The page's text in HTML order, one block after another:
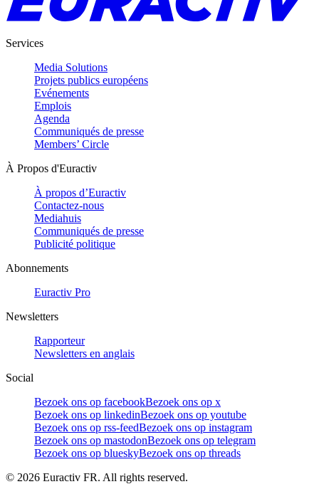
Services
Media Solutions
Projets publics européens
Evénements
Emplois
Agenda
Communiqués de presse
Members’ Circle
À Propos d'Euractiv
À propos d’Euractiv
Contactez-nous
Mediahuis
Communiqués de presse
Publicité politique
Abonnements
Euractiv Pro
Newsletters
Rapporteur
Newsletters en anglais
Social
Bezoek ons op facebookBezoek ons op x
Bezoek ons op linkedinBezoek ons op youtube
Bezoek ons op rss-feedBezoek ons op instagram
Bezoek ons op mastodonBezoek ons op telegram
Bezoek ons op blueskyBezoek ons op threads
© 2026 Euractiv FR. All rights reserved.